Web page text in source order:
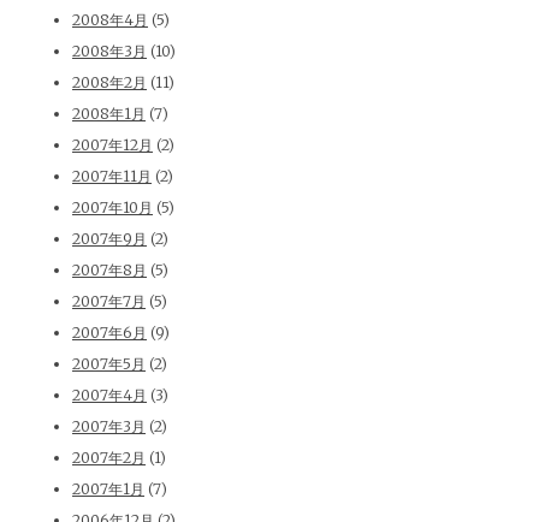
2008年4月 (5)
2008年3月 (10)
2008年2月 (11)
2008年1月 (7)
2007年12月 (2)
2007年11月 (2)
2007年10月 (5)
2007年9月 (2)
2007年8月 (5)
2007年7月 (5)
2007年6月 (9)
2007年5月 (2)
2007年4月 (3)
2007年3月 (2)
2007年2月 (1)
2007年1月 (7)